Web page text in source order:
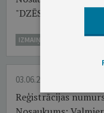
"DZĒSE"...
IZMAIŅAS UZŅĒMUMĀ
03.06.2026.
Reģistrācijas